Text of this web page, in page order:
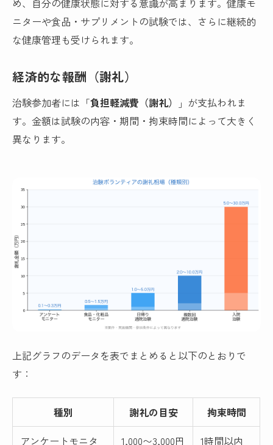
め、自分の健康状態に対する意識が高まります。健康モ
ニターや食品・サプリメントの試験では、さらに継続的
な健康管理も受けられます。
経済的な報酬（謝礼）
治験参加者には「負担軽減費（謝礼）
」が支払われま
す。金額は試験の内容・期間・拘束時間によって大きく
異なります。
上記グラフのデータを表でまとめると以下のとおりで
す：
種別 謝礼の目安
拘束時間
アンケートモニタ
1,000〜3,000円 1時間以内